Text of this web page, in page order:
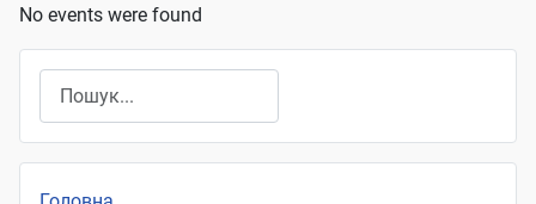
No events were found